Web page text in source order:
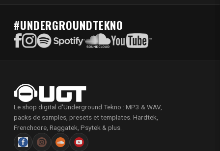
#UNDERGROUNDTEKNO
Le shop digital d'Underground Tekno : MP3 & WAV,
packs de samples, presets et templates. Hardtek,
Frenchcore, Raggatek, Psytek & plus.